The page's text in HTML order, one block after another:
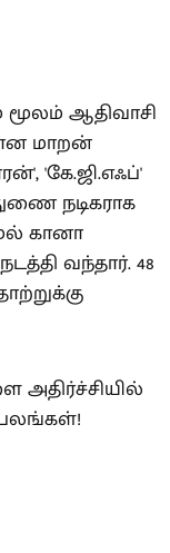
மூலம் ஆதிவாசி
மாறன்
'கே.ஜி.எஃப்'
நடிகராக
கானா
வந்தார். 48